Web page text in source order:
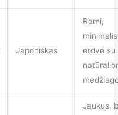
Japoniškas
Rami,
erdvė su
Jaukus,